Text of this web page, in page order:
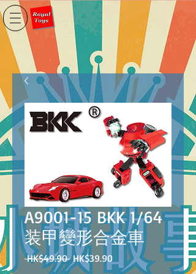
A9001-15 BKK 1/64
装甲變形合金車
HK$49.90 一
般
HK$39.90促
銷